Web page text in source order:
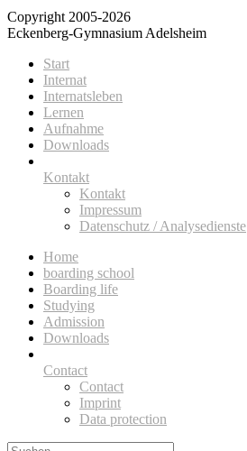
Copyright 2005-2026
Eckenberg-Gymnasium Adelsheim
Start
Internat
Internatsleben
Lernen
Aufnahme
Downloads
Kontakt
Kontakt
Impressum
Datenschutz / Analysedienste
Home
boarding school
Boarding life
Studying
Admission
Downloads
Contact
Contact
Imprint
Data protection